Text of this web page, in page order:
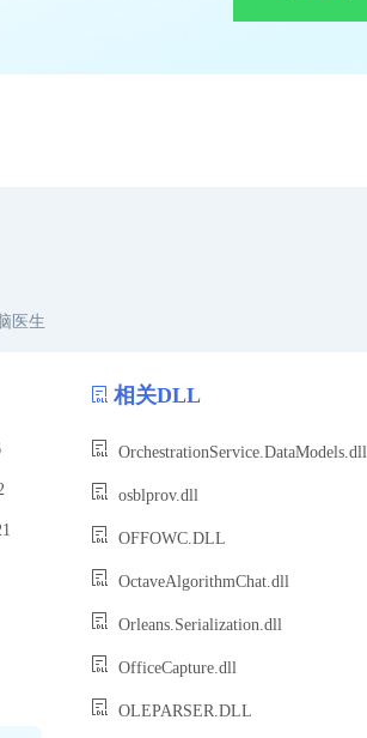
win64.dll修复
医生
相关DLL
OrchestrationService.DataModels.dll
osblprov.dll
OFFOWC.DLL
OctaveAlgorithmChat.dll
Orleans.Serialization.dll
OfficeCapture.dll
OLEPARSER.DLL